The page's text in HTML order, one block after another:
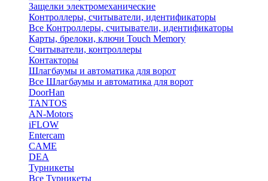
Защелки электромеханические
Контроллеры, считыватели, идентификаторы
Все Контроллеры, считыватели, идентификаторы
Карты, брелоки, ключи Touch Memory
Считыватели, контроллеры
Контакторы
Шлагбаумы и автоматика для ворот
Все Шлагбаумы и автоматика для ворот
DoorHan
TANTOS
AN-Motors
iFLOW
Entercam
CAME
DEA
Турникеты
Все Турникеты